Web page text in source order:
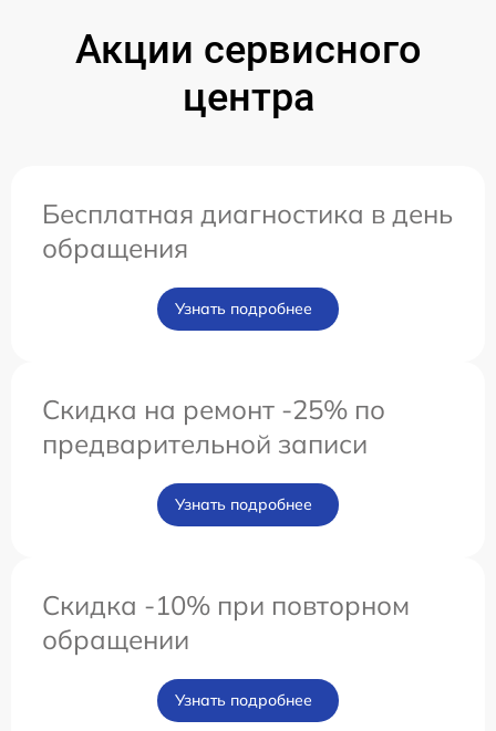
Акции сервисного
центра
Бесплатная диагностика в день
обращения
Узнать подробнее
Скидка на ремонт -25% по
предварительной записи
Узнать подробнее
Скидка -10% при повторном
обращении
Узнать подробнее